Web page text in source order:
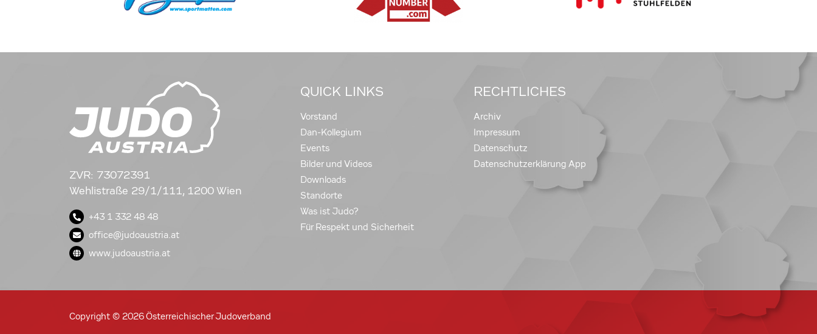
ZVR: 73072391
Wehlistraße 29/1/111, 1200 Wien
+43 1 332 48 48
office@judoaustria.at
www.judoaustria.at
QUICK LINKS
Vorstand
Dan-Kollegium
Events
Bilder und Videos
Downloads
Standorte
Was ist Judo?
Für Respekt und Sicherheit
RECHTLICHES
Archiv
Impressum
Datenschutz
Datenschutzerklärung App
Copyright © 2026 Österreichischer Judoverband